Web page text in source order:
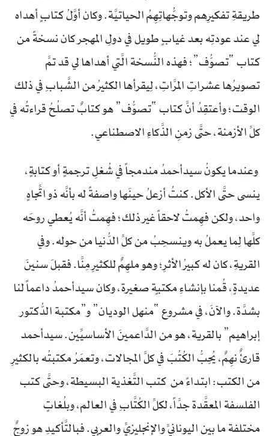
طريقةِ تفكيرِهم وتوجُّهاتِهِمُ الحياتيَّة. وكان أوَّلُ كتابٍ أهداه
لي عند عودتِه بعد غيابٍ طويل في دولِ المهجر كان نسخةً من
كتاب “تصوُّف”؛ فهذه النُّسخة الَّتي أهداها لي قد تمَّ
تصويرُها عشراتِ المرَّاتِ، لِيقرأها الكثيرُ من الشَّبابِ في ذلك
الوقت؛ وأعتقِدُ أنَّ كتاب “تصوُّف” هو كتابٌ تصلُحُ قراءتُه في
كلِّ الأزمنة، حتَّى زمنِ الذَّكاءِ الاصطناعي.
وعندما يكونُ سيدأحمدُ مندمجاً في شُغلِ ترجمةٍ أو كتابةٍ،
ينسى حتَّى الأكل. كنتُ أزعلُ حينَها واصفةً له بأنَّه ذو اتِّجاهٍ
واحد، ولكن فهِمتُ لاحقاً غير ذلك؛ فهِمتُ أنَّه يُعطي روحَه
كلَّها لِما يعملُ به وينسحِبُ من كلِّ الدُّنيا من حوله. وفي
القريةِ، كان له كبيرُ الأثرِ؛ وهو ملهِمٌ للكثيرِ مِنَّا. فقبلَ سنينَ
عديدةٍ، قُمنا بإنشاءِ مكتبةٍ صغيرة، وكان سيدأحمدُ داعماً لنا
بشدَّة. والآنَ، في مشروع “منهل الوديان” و”مكتبة الدُّكتور
إبراهيم” بالقرية، هو من الدَّاعمينَ الأساسيِّين. سيدأحمد
قارئٌ نهِمٌ، يُحِبُّ الكُتُبَ في كلَّ المجالات، وتعمَرُ مكتبتُه بالكثيرِ
من الكتب: ابتداءً من كتب التَّغذية البسيطة، وحتَّى كتب
الفلسفة المعقَّدة جدَّاً، لكلِّ الكُتَّابِ في العالم، وبلُغاتٍ
مختلفة ما بين اليونانيِّ والإنجليزيِّ والعربي. فبالتَّأكيدِ هو زوجٌ